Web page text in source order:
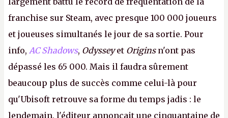
franchise sur Steam, avec presque 100 000 joueurs
et joueuses simultanés le jour de sa sortie. Pour
info, AC Shadows, Odysseyet Originsn'ont pas
dépassé les 65 000. Mais il faudra sûrement
beaucoup plus de succès comme celui-là pour
qu'Ubisoft retrouve sa forme du temps jadis : le
lendemain, l'éditeur annonçait une cinquantaine de